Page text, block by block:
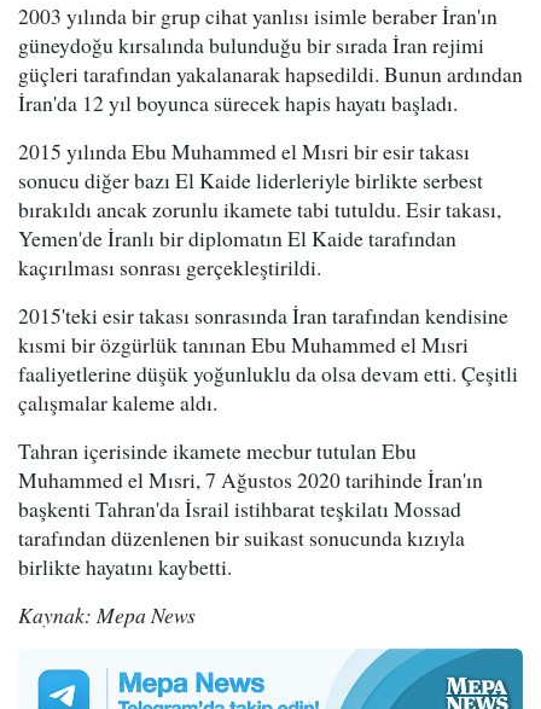
2003 yılında bir grup cihat yanlısı isimle beraber İran'ın
güneydoğu kırsalında bulunduğu bir sırada İran rejimi
güçleri tarafından yakalanarak hapsedildi. Bunun ardından
İran'da 12 yıl boyunca sürecek hapis hayatı başladı.
2015 yılında Ebu Muhammed el Mısri bir esir takası
sonucu diğer bazı El Kaide liderleriyle birlikte serbest
bırakıldı ancak zorunlu ikamete tabi tutuldu. Esir takası,
Yemen'de İranlı bir diplomatın El Kaide tarafından
kaçırılması sonrası gerçekleştirildi.
2015'teki esir takası sonrasında İran tarafından kendisine
kısmi bir özgürlük tanınan Ebu Muhammed el Mısri
faaliyetlerine düşük yoğunluklu da olsa devam etti. Çeşitli
çalışmalar kaleme aldı.
Tahran içerisinde ikamete mecbur tutulan Ebu
Muhammed el Mısri, 7 Ağustos 2020 tarihinde İran'ın
başkenti Tahran'da İsrail istihbarat teşkilatı Mossad
tarafından düzenlenen bir suikast sonucunda kızıyla
birlikte hayatını kaybetti.
Kaynak: Mepa News